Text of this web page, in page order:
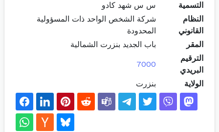
التسمية
س س شهد كادو
النظام
القانوني
شركة الشخص الواحد ذات المسؤولية
المحدودة
المقر
باب الجديد بنزرت الشمالية
الترقيم
البريدي
7000
الولاية بنزرت